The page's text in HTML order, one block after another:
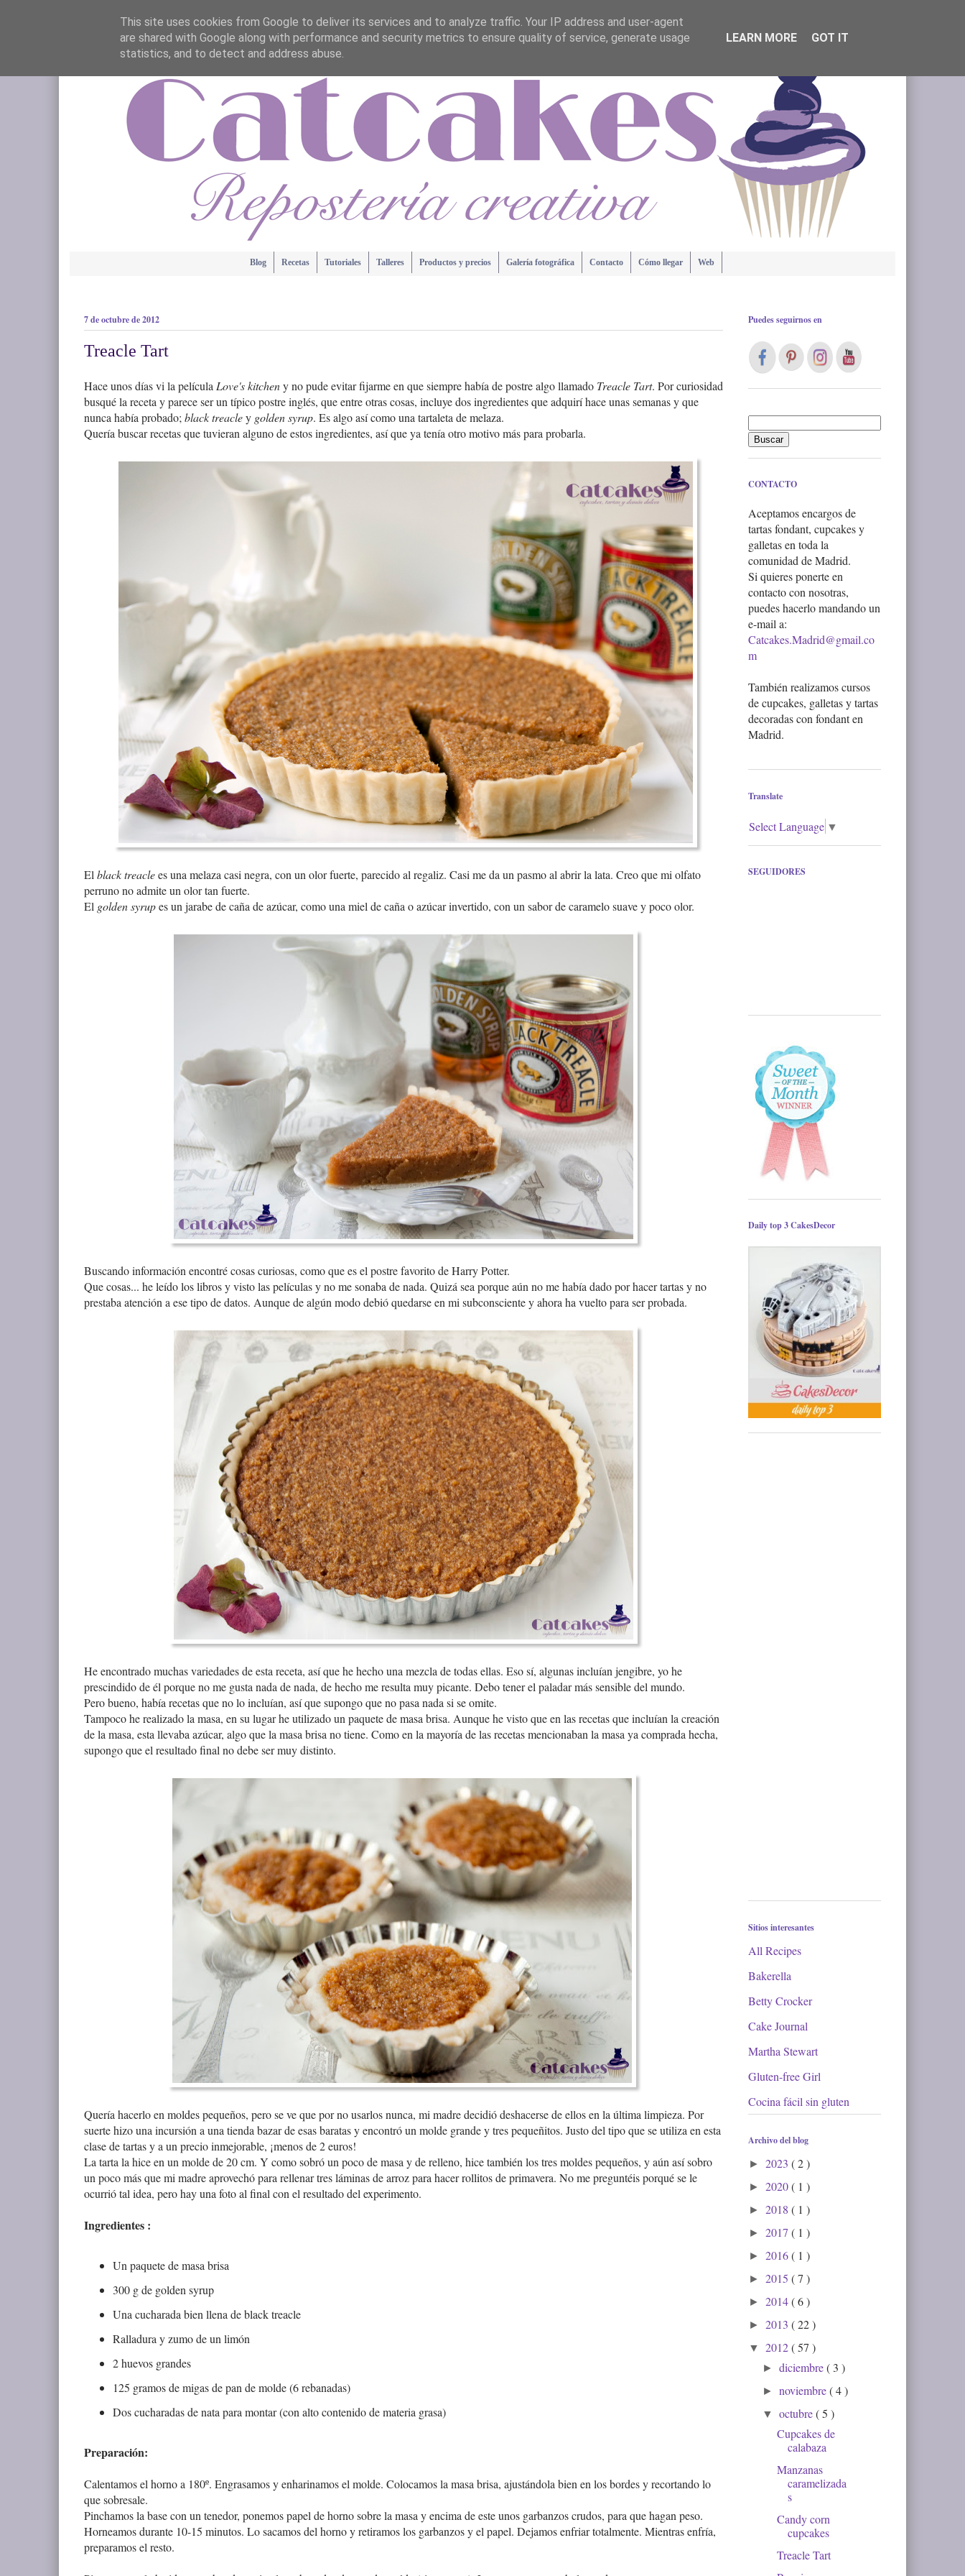
Blog Recetas Tutoriales Talleres Productos y precios Galería fotográfica Contacto Cómo llegar Web
7 de octubre de 2012
Treacle Tart
Hace unos días vi la película Love's kitcheny no pude evitar fijarme en que siempre había de postre algo llamado Treacle Tart. Por curiosidad
busqué la receta y parece ser un típico postre inglés, que entre otras cosas, incluye dos ingredientes que adquirí hace unas semanas y que
nunca había probado; black treacley golden syrup. Es algo así como una tartaleta de melaza.
Quería buscar recetas que tuvieran alguno de estos ingredientes, así que ya tenía otro motivo más para probarla.
Elblack treaclees una melaza casi negra, con un olor fuerte, parecido al regaliz. Casi me da un pasmo al abrir la lata. Creo que mi olfato
perruno no admite un olor tan fuerte.
El golden syrupes un jarabe de caña de azúcar, como una miel de caña o azúcar invertido, con un sabor de caramelo suave y poco olor.
Buscando información encontré cosas curiosas, como que es el postre favorito de Harry Potter.
Que cosas... he leído los libros y visto las películas y no me sonaba de nada. Quizá sea porque aún no me había dado por hacer tartas y no
prestaba atención a ese tipo de datos. Aunque de algún modo debió quedarse en mi subconsciente y ahora ha vuelto para ser probada.
He encontrado muchas variedades de esta receta, así que he hecho una mezcla de todas ellas. Eso sí, algunas incluían jengibre, yo he
prescindido de él porque no me gusta nada de nada, de hecho me resulta muy picante. Debo tener el paladar más sensible del mundo.
Pero bueno, había recetas que no lo incluían, así que supongo que no pasa nada si se omite.
Tampoco he realizado la masa, en su lugar he utilizado un paquete de masa brisa. Aunque he visto que en las recetas que incluían la creación
de la masa, esta llevaba azúcar, algo que la masa brisa no tiene. Como en la mayoría de las recetas mencionaban la masa ya comprada hecha,
supongo que el resultado final no debe ser muy distinto.
Quería hacerlo en moldes pequeños, pero se ve que por no usarlos nunca, mi madre decidió deshacerse de ellos en la última limpieza. Por
suerte hizo una incursión a una tienda bazar de esas baratas y encontró un molde grande y tres pequeñitos. Justo del tipo que se utiliza en esta
clase de tartas y a un precio inmejorable, ¡menos de 2 euros!
La tarta la hice en un molde de 20 cm. Y como sobró un poco de masa y de relleno, hice también los tres moldes pequeños, y aún así sobro
un poco más que mi madre aprovechó para rellenar tres láminas de arroz para hacer rollitos de primavera. No me preguntéis porqué se le
ocurrió tal idea, pero hay una foto al final con el resultado del experimento.
Ingredientes :
Un paquete de masa brisa
300 g de golden syrup
Una cucharada bien llena de black treacle
Ralladura y zumo de un limón
2 huevos grandes
125 gramos de migas de pan de molde (6 rebanadas)
Dos cucharadas de nata para montar (con alto contenido de materia grasa)
Preparación:
Calentamos el horno a 180º. Engrasamos y enharinamos el molde. Colocamos la masa brisa, ajustándola bien en los bordes y recortando lo
que sobresale.
Pinchamos la base con un tenedor, ponemos papel de horno sobre la masa y encima de este unos garbanzos crudos, para que hagan peso.
Horneamos durante 10-15 minutos. Lo sacamos del horno y retiramos los garbanzos y el papel. Dejamos enfriar totalmente. Mientras enfría,
preparamos el resto.
Puedes seguirnos en
CONTACTO
Aceptamos encargos de
tartas fondant, cupcakes y
galletas en toda la
comunidad de Madrid.
Si quieres ponerte en
contacto con nosotras,
puedes hacerlo mandando un
e-mail a:
Catcakes.Madrid@gmail.co
m
También realizamos cursos
de cupcakes, galletas y tartas
decoradas con fondant en
Madrid.
Translate
Select Language ▼
SEGUIDORES
Daily top 3 CakesDecor
Sitios interesantes
All Recipes
Bakerella
Betty Crocker
Cake Journal
Martha Stewart
Gluten-free Girl
Cocina fácil sin gluten
Archivo del blog
► 2023 ( 2 )
► 2020( 1 )
► 2018 ( 1 )
► 2017 ( 1 )
► 2016( 1 )
► 2015 ( 7 )
► 2014( 6 )
► 2013 ( 22 )
▼ 2012( 57 )
►diciembre( 3 )
►noviembre( 4 )
▼octubre( 5 )
Cupcakes de
calabaza
Manzanas
caramelizada
s
Candy corn
cupcakes
Treacle Tart
This site uses cookies from Google to deliver its services and to analyze traffic. Your IP address and user-agent
are shared with Google along with performance and security metrics to ensure quality of service, generate usage
statistics, and to detect and address abuse.
LEARN MORE GOT IT